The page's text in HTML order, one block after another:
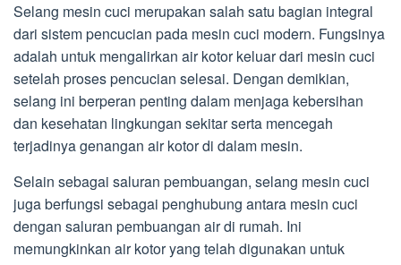
Selang mesin cuci merupakan salah satu bagian integral
dari sistem pencucian pada mesin cuci modern. Fungsinya
adalah untuk mengalirkan air kotor keluar dari mesin cuci
setelah proses pencucian selesai. Dengan demikian,
selang ini berperan penting dalam menjaga kebersihan
dan kesehatan lingkungan sekitar serta mencegah
terjadinya genangan air kotor di dalam mesin.
Selain sebagai saluran pembuangan, selang mesin cuci
juga berfungsi sebagai penghubung antara mesin cuci
dengan saluran pembuangan air di rumah. Ini
memungkinkan air kotor yang telah digunakan untuk